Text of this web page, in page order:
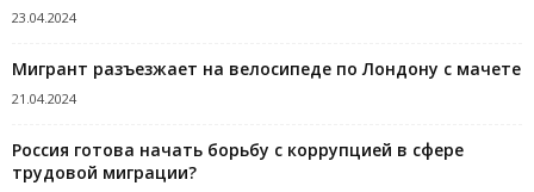
23.04.2024
Мигрант разъезжает на велосипеде по Лондону с мачете
21.04.2024
Россия готова начать борьбу с коррупцией в сфере
трудовой миграции?